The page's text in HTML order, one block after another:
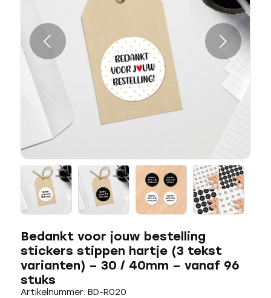
Volgende
Bedankt voor jouw bestelling
stickers stippen hartje (3 tekst
varianten) – 30 / 40mm – vanaf 96
stuks
Artikelnummer: BD-R020